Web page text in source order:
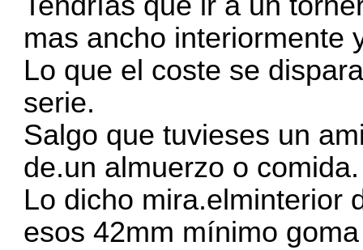
mas ancho interiormente
Lo que el coste se
serie.
Salgo que tuvieses un
de.un almuerzo o comida.
Lo dicho mira.elminterior
esos 42mm mínimo